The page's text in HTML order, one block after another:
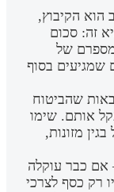
הוא הקיבוץ,
זה: סכום
מספרם של
שמגיעים בסוף
שהביטוח
אותם. שימו
מזונות,
אם כבר עוקלה
רק כסף לצרכי